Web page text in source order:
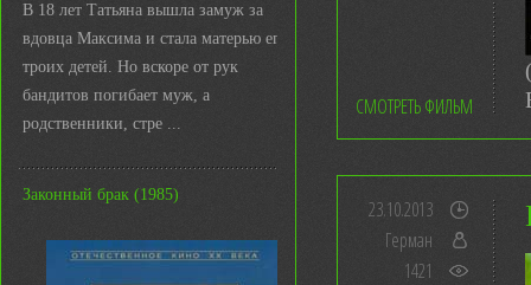
В 18 лет Татьяна вышла замуж за
вдовца Максима и стала матерью его
троих детей. Но вскоре от рук
бандитов погибает муж, а
родственники, стре ...
Законный брак (1985)
СМОТРЕТЬ ФИЛЬМ
23.10.2013
Герман
1421